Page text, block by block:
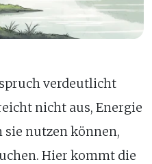
verdeutlicht
nicht aus, Energie
sie nutzen können,
Hier kommt die